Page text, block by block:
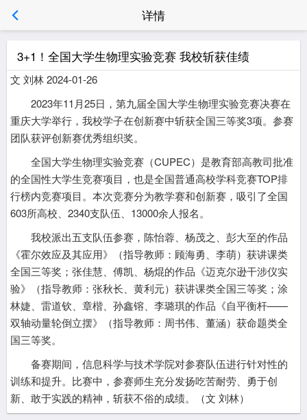
详情
3+1！全国大学生物理实验竞赛 我校斩获佳绩
文 刘林 2024-01-26
2023年11月25日，第九届全国大学生物理实验竞赛决赛在
重庆大学举行，我校学子在创新赛中斩获全国三等奖3项。参赛
团队获评创新赛优秀组织奖。
全国大学生物理实验竞赛（CUPEC）是教育部高教司批准
的全国性大学生竞赛项目，也是全国普通高校学科竞赛TOP排
行榜内竞赛项目。本次竞赛分为教学赛和创新赛，吸引了全国
603所高校、2340支队伍、13000余人报名。
我校派出五支队伍参赛，陈怡蓉、杨茂之、彭大至的作品
《霍尔效应及其应用》（指导教师：顾海勇、李萌）获讲课类
全国三等奖；张佳慧、傅凯、杨焜的作品《迈克尔逊干涉仪实
验》（指导教师：张秋长、黄利元）获讲课类全国三等奖；涂
林婕、雷道钦、章楷、孙鑫镕、李璐琪的作品《自平衡杆——
双轴动量轮倒立摆》（指导教师：周书伟、董涵）获命题类全
国三等奖。
备赛期间，信息科学与技术学院对参赛队伍进行针对性的
训练和提升。比赛中，参赛师生充分发扬吃苦耐劳、勇于创
新、敢于实践的精神，斩获不俗的成绩。（文 刘林）